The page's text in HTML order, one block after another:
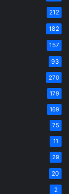
212
182
157
93
270
179
169
75
11
29
20
2